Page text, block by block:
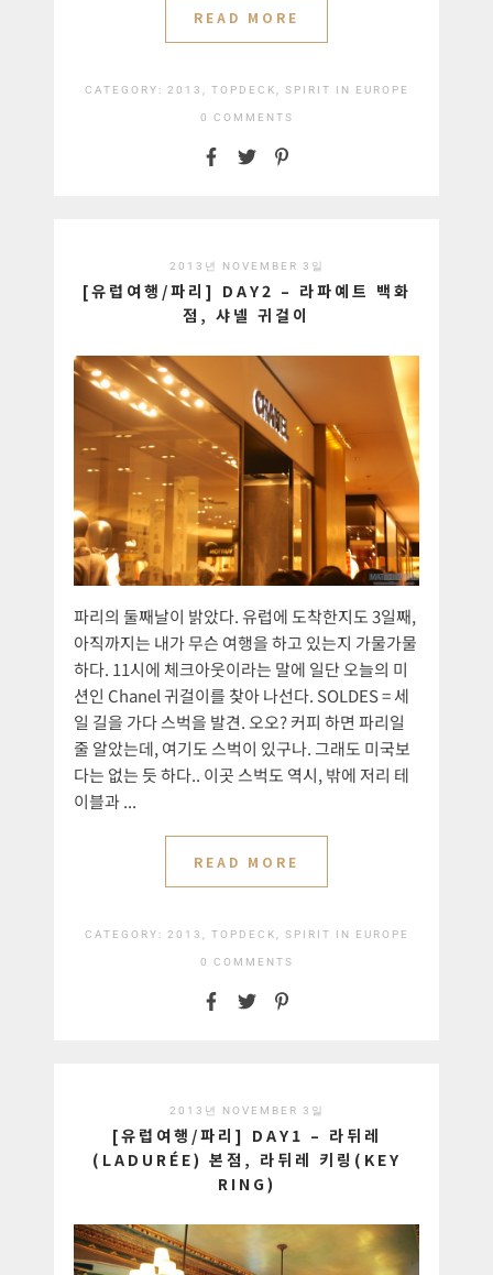
READ MORE
CATEGORY: 2013, TOPDECK, SPIRIT IN EUROPE
0 COMMENTS
2013년 NOVEMBER 3일
[유럽여행/파리] DAY2 – 라파예트 백화
점, 샤넬 귀걸이
파리의 둘째날이 밝았다. 유럽에 도착한지도 3일째,
아직까지는 내가 무슨 여행을 하고 있는지 가물가물
하다. 11시에 체크아웃이라는 말에 일단 오늘의 미
션인 Chanel 귀걸이를 찾아 나선다. SOLDES = 세
일 길을 가다 스벅을 발견. 오오? 커피 하면 파리일
줄 알았는데, 여기도 스벅이 있구나. 그래도 미국보
다는 없는 듯 하다.. 이곳 스벅도 역시, 밖에 저리 테
이블과 ...
READ MORE
CATEGORY: 2013, TOPDECK, SPIRIT IN EUROPE
0 COMMENTS
2013년 NOVEMBER 3일
[유럽여행/파리] DAY1 – 라뒤레
(LADURÉE) 본점, 라뒤레 키링(KEY
RING)